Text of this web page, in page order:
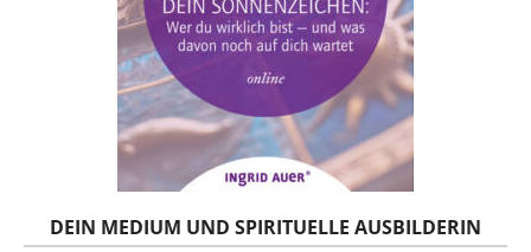
DEIN MEDIUM UND SPIRITUELLE AUSBILDERIN